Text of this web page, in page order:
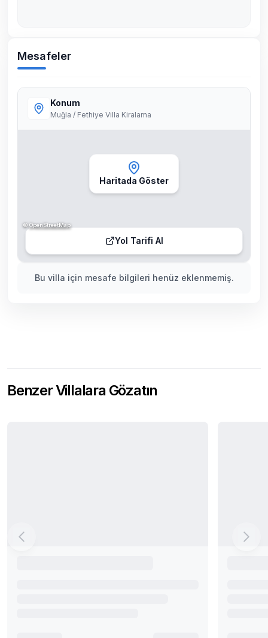
Mesafeler
Bu villa için mesafe bilgileri henüz eklenmemiş.
Konum
Muğla / Fethiye Villa Kiralama
Haritada Göster
Yol Tarifi Al
©OpenStreetMap
Benzer Villalara Gözatın